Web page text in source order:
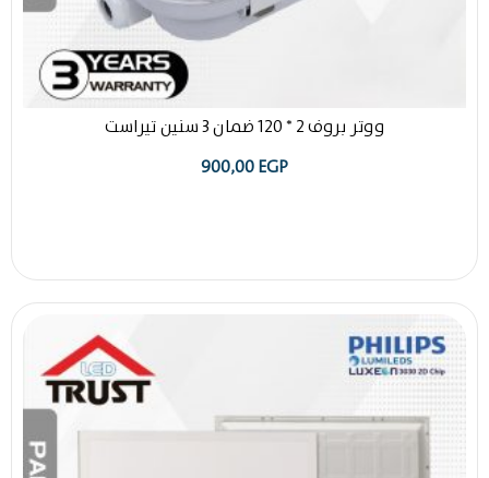
ووتر بروف 2 * 120 ضمان 3 سنين تيراست
900,00EGP